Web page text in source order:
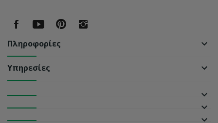
Πληροφορίες keyboard_arrow_down
Υπηρεσίες keyboard_arrow_down
keyboard_arrow_down
keyboard_arrow_down
keyboard_arrow_down